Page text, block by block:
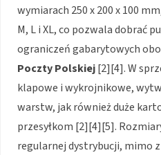
wymiarach 250 x 200 x 100
M, L i XL, co pozwala dobrać
ograniczeń gabarytowych
Poczty Polskiej[2][4]. W
klapowe i wykrojnikowe,
warstw, jak również duże
przesyłkom [2][4][5].
regularnej dystrybucji, mimo